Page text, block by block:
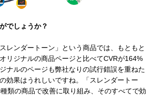
でしょうか？
レンダートーン」という商品では、もともと
リジナルの商品ページと比べてCVRが164%
ナルのページも弊社なりの試行錯誤を重ねた
効果はうれしいですね。「スレンダートー
類の商品で改善に取り組み、そのすべてで効